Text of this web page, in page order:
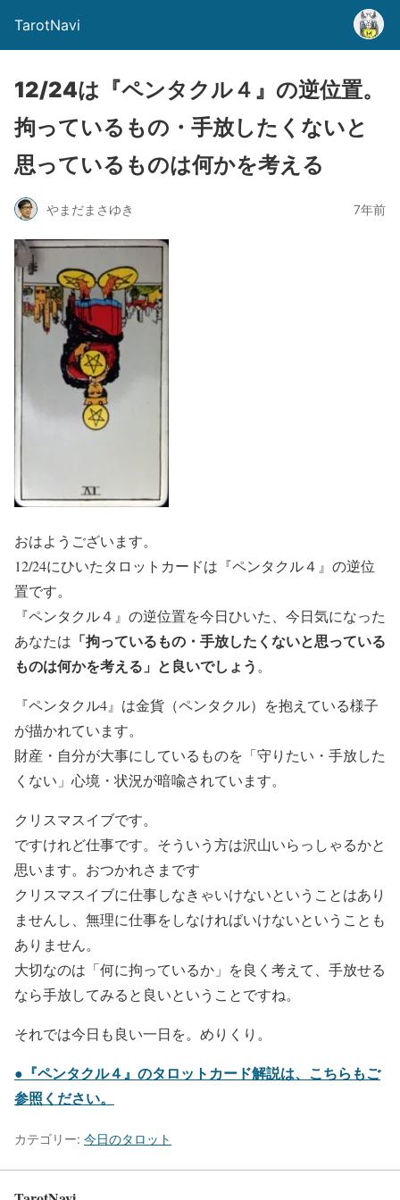
TarotNavi
12/24は『ペンタクル４』の逆位置。
拘っているもの・手放したくないと
思っているものは何かを考える
やまだまさゆき 7年前
おはようございます。
12/24にひいたタロットカードは『ペンタクル４』の逆位
置です。
『ペンタクル４』の逆位置を今日ひいた、今日気になった
あなたは 「拘っているもの・手放したくないと思っている
ものは何かを考える」と良いでしょう 。
『ペンタクル4』は金貨（ペンタクル）を抱えている様子
が描かれています。
財産・自分が大事にしているものを「守りたい・手放した
くない」心境・状況が暗喩されています。
クリスマスイブです。
ですけれど仕事です。そういう方は沢山いらっしゃるかと
思います。おつかれさまです
クリスマスイブに仕事しなきゃいけないということはあり
ませんし、無理に仕事をしなければいけないということも
ありません。
大切なのは「何に拘っているか」を良く考えて、手放せる
なら手放してみると良いということですね。
それでは今日も良い一日を。めりくり。
●『ペンタクル４』のタロットカード解説は、こちらもご
参照ください。
カテゴリー: 今日のタロット